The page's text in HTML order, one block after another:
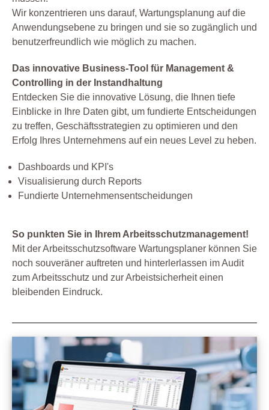
Wir konzentrieren uns darauf, Wartungsplanung auf die
Anwendungsebene zu bringen und sie so zugänglich und
benutzerfreundlich wie möglich zu machen.
Das innovative Business-Tool für Management &
Controlling in der Instandhaltung
Entdecken Sie die innovative Lösung, die Ihnen tiefe
Einblicke in Ihre Daten gibt, um fundierte Entscheidungen
zu treffen, Geschäftsstrategien zu optimieren und den
Erfolg Ihres Unternehmens auf ein neues Level zu heben.
Dashboards und KPI's
Visualisierung durch Reports
Fundierte Unternehmensentscheidungen
So punkten Sie in Ihrem Arbeitsschutzmanagement!
Mit der Arbeitsschutzsoftware Wartungsplaner können Sie
noch souveräner auftreten und hinterlerlassen im Audit
zum Arbeitsschutz und zur Arbeistsicherheit einen
bleibenden Eindruck.